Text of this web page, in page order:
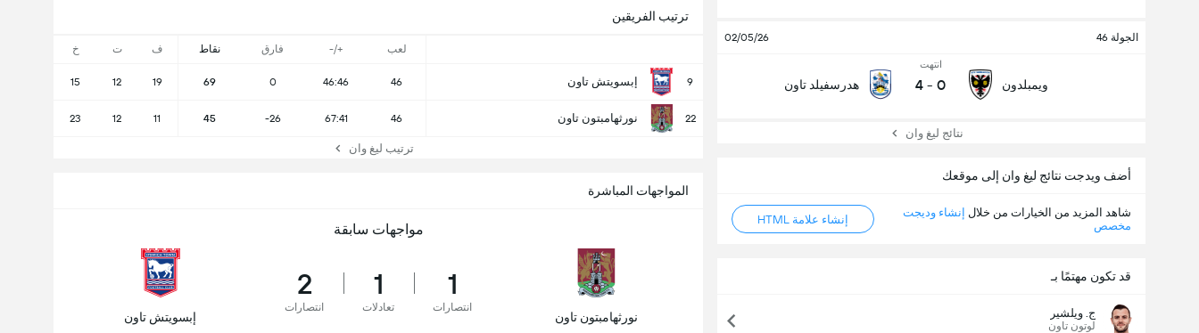
الجولة 46 02/05/26
ويمبلدون
انتهت
0
-
4 هدرسفيلد تاون
نتائج ليغ وان
أضف ويدجت نتائج ليغ وان إلى موقعك
شاهد المزيد من الخيارات من خلال إنشاء وديجت
مخصص
إنشاء علامة HTML
قد تكون مهتمًا بـ
ج. ويلشير
لوتون تاون
ترتيب الفريقين
لعب +/- فارق نقاط ف ت خ
9 إبسويتش تاون 46
46:46
0
69
19
12
15
22 نورثهامبتون تاون 46
67:41
-26
45
11
12
23
ترتيب ليغ وان
المواجهات المباشرة
مواجهات سابقة
نورثهامبتون تاون
1
انتصارات
1
تعادلات
2
انتصارات
إبسويتش تاون